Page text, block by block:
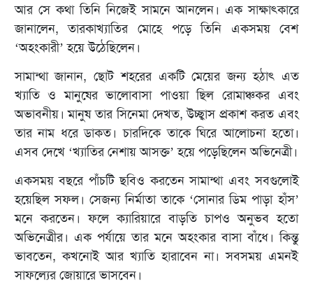
আর সে কথা তিনি নিজেই সামনে আনলেন। এক সাক্ষাৎকারে
জানালেন, তারকাখ্যাতির মোহে পড়ে তিনি একসময় বেশ
‘অহংকারী’ হয়ে উঠেছিলেন।
সামান্থা জানান, ছোট শহরের একটি মেয়ের জন্য হঠাৎ এত
খ্যাতি ও মানুষের ভালোবাসা পাওয়া ছিল রোমাঞ্চকর এবং
অভাবনীয়। মানুষ তার সিনেমা দেখত, উচ্ছ্বাস প্রকাশ করত এবং
তার নাম ধরে ডাকত। চারদিকে তাকে ঘিরে আলোচনা হতো।
এসব দেখে ‘খ্যাতির নেশায় আসক্ত’ হয়ে পড়েছিলেন অভিনেত্রী।
একসময় বছরে পাঁচটি ছবিও করতেন সামান্থা এবং সবগুলোই
হয়েছিল সফল। সেজন্য নির্মাতা তাকে ‘সোনার ডিম পাড়া হাঁস’
মনে করতেন। ফলে ক্যারিয়ারে বাড়তি চাপও অনুভব হতো
অভিনেত্রীর। এক পর্যায়ে তার মনে অহংকার বাসা বাঁধে। কিন্তু
ভাবতেন, কখনোই আর খ্যাতি হারাবেন না। সবসময় এমনই
সাফল্যের জোয়ারে ভাসবেন।